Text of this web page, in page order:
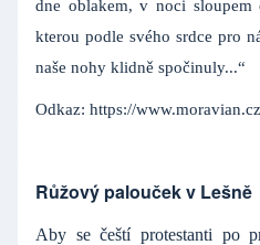
dne oblakem, v noci
kterou podle svého srdce pro
naše nohy klidně spočinuly...“
Odkaz: https://
Růžový palouček v Lešně
Aby se čeští protestanti po